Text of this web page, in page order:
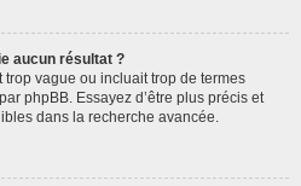
aucun résultat ?
vague ou incluait trop de termes
phpBB. Essayez d’être plus précis et
dans la recherche avancée.